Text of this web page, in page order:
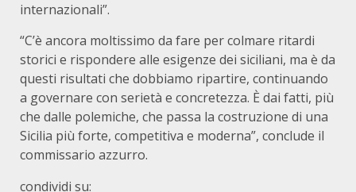
internazionali”.
“C’è ancora moltissimo da fare per colmare ritardi
storici e rispondere alle esigenze dei siciliani, ma è da
questi risultati che dobbiamo ripartire, continuando
a governare con serietà e concretezza. È dai fatti, più
che dalle polemiche, che passa la costruzione di una
Sicilia più forte, competitiva e moderna”, conclude il
commissario azzurro.
condividi su: